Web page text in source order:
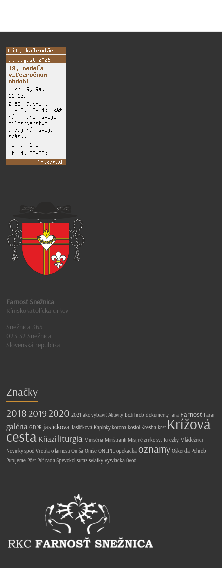
Farnosť Snežnica
Rímskokatolícka cirkev
Snežnica 365
023 32 Snežnica
Slovenská republika
Značky
2018 2019 2020 2021 ako vybaviť Aktivity Boží hrob dokumenty fara Farnosť Farár
galéria GDPR jaslickova Jasličková Kaplnky korona kostol Kresba krst Krížová
cesta Kňazi liturgia Miniséria Miništranti Misijné zrnko sv. Terezky Mládežnici
Novinky spod Vretňa o farnosti Omša Omše ONLINE opekačka oznamy Oškerda Pohreb
Putujeme Pôst Púť rada Spevokol sutaz sviatky vysviacka úvod